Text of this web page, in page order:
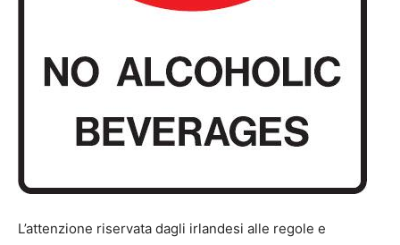
L’attenzione riservata dagli irlandesi alle regole e